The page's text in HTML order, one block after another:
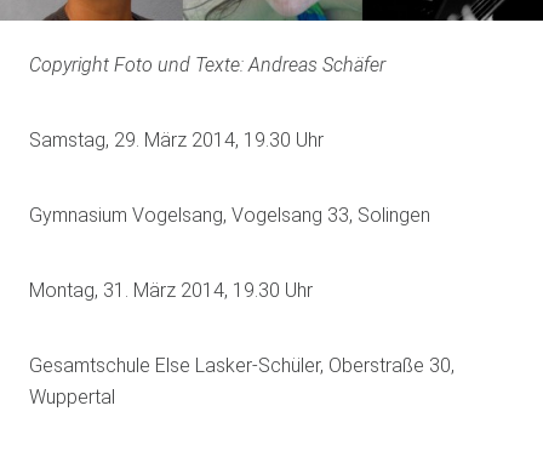
Copyright Foto und Texte: Andreas Schäfer
Samstag, 29. März 2014, 19.30 Uhr
Gymnasium Vogelsang, Vogelsang 33, Solingen
Montag, 31. März 2014, 19.30 Uhr
Gesamtschule Else Lasker-Schüler, Oberstraße 30,
Wuppertal